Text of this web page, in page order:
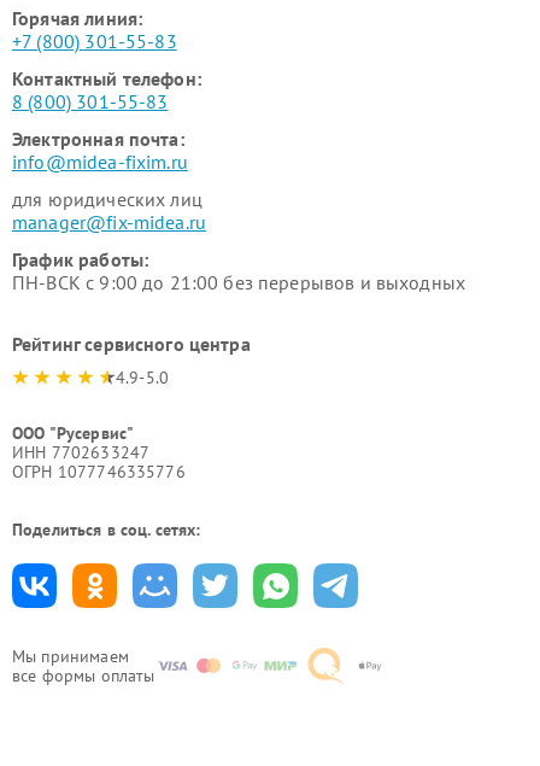
Мы принимаем
все формы оплаты
Горячая линия:
+7 (800) 301-55-83
Контактный телефон:
8 (800) 301-55-83
Электронная почта:
info@midea-fixim.ru
для юридических лиц
manager@fix-midea.ru
График работы:
ПН-ВСК с 9:00 до 21:00 без перерывов и выходных
Рейтинг сервисного центра
4.9-5.0
ООО "Русервис"
ИНН 7702633247
ОГРН 1077746335776
Поделиться в соц. сетях: